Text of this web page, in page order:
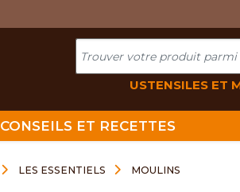
USTENSILES ET
CONSEILS ET RECETTES
LES ESSENTIELS MOULINS